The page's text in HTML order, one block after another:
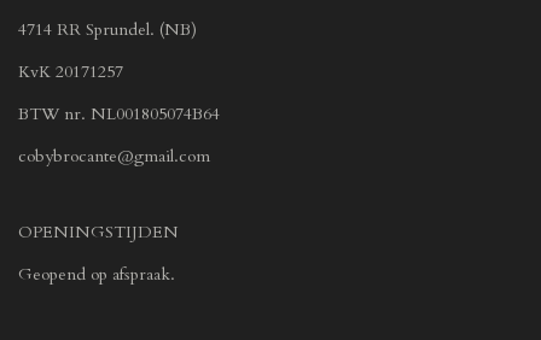
4714 RR Sprundel. (NB)
KvK 20171257
BTW nr. NL001805074B64
cobybrocante@gmail.com
OPENINGSTIJDEN
Geopend op afspraak.